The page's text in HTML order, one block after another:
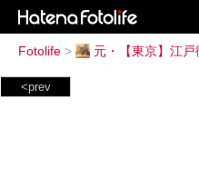
Fotolife > 元・【東京】江
<prev